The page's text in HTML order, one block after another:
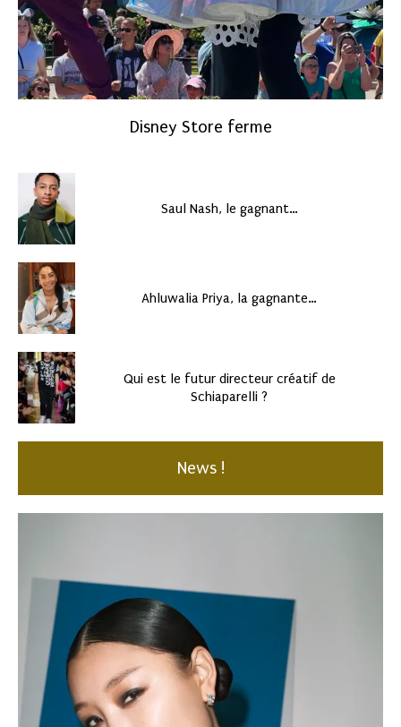
Disney Store ferme
Saul Nash, le gagnant…
Ahluwalia Priya, la gagnante…
Qui est le futur directeur créatif de
Schiaparelli ?
News !